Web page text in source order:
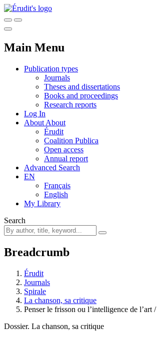
Main Menu
Publication types
Journals
Theses and dissertations
Books and proceedings
Research reports
Log In
About About
Érudit
Coalition Publica
Open access
Annual report
Advanced Search
EN
Français
English
My Library
Search
Breadcrumb
Érudit
Journals
Spirale
La chanson, sa critique
Penser le frisson ou l’intelligence de l’art /
Dossier. La chanson, sa critique